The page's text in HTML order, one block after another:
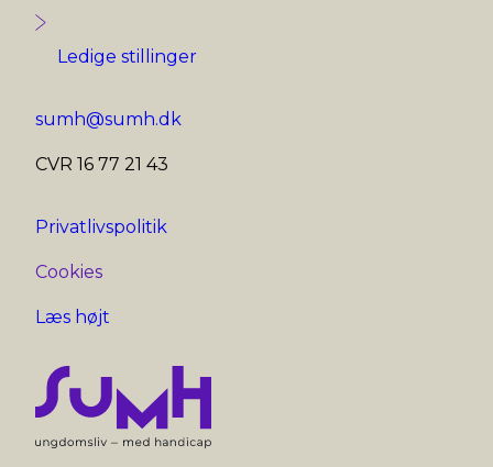
Ledige stillinger
sumh@sumh.dk
CVR 16 77 21 43
Privatlivspolitik
Cookies
Læs højt